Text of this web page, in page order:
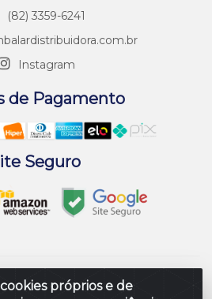
próprios e de
(82) 3359-6241
Instagram
de Pagamento
Seguro
Embalagens LTDA - Rodovia